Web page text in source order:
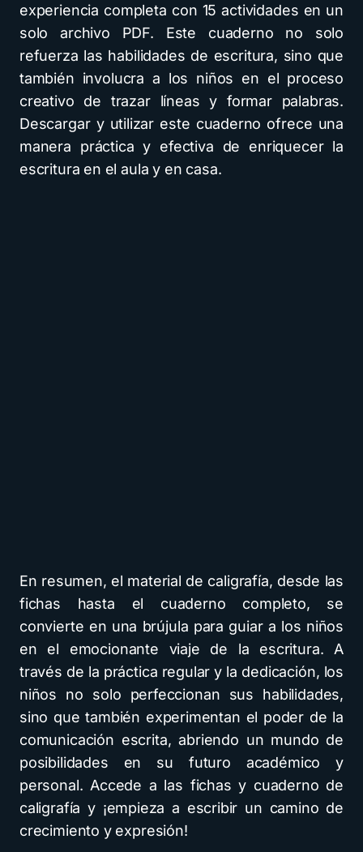
experiencia completa con 15 actividades en un
solo archivo PDF. Este cuaderno no solo
refuerza las habilidades de escritura, sino que
también involucra a los niños en el proceso
creativo de trazar líneas y formar palabras.
Descargar y utilizar este cuaderno ofrece una
manera práctica y efectiva de enriquecer la
escritura en el aula y en casa.
En resumen, el material de caligrafía, desde las
fichas hasta el cuaderno completo, se
convierte en una brújula para guiar a los niños
en el emocionante viaje de la escritura. A
través de la práctica regular y la dedicación, los
niños no solo perfeccionan sus habilidades,
sino que también experimentan el poder de la
comunicación escrita, abriendo un mundo de
posibilidades en su futuro académico y
personal. Accede a las fichas y cuaderno de
caligrafía y ¡empieza a escribir un camino de
crecimiento y expresión!